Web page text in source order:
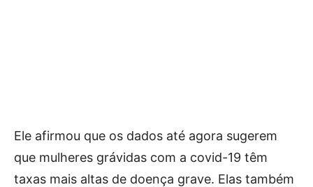
Ele afirmou que os dados até agora sugerem
que mulheres grávidas com a covid-19 têm
taxas mais altas de doença grave. Elas também